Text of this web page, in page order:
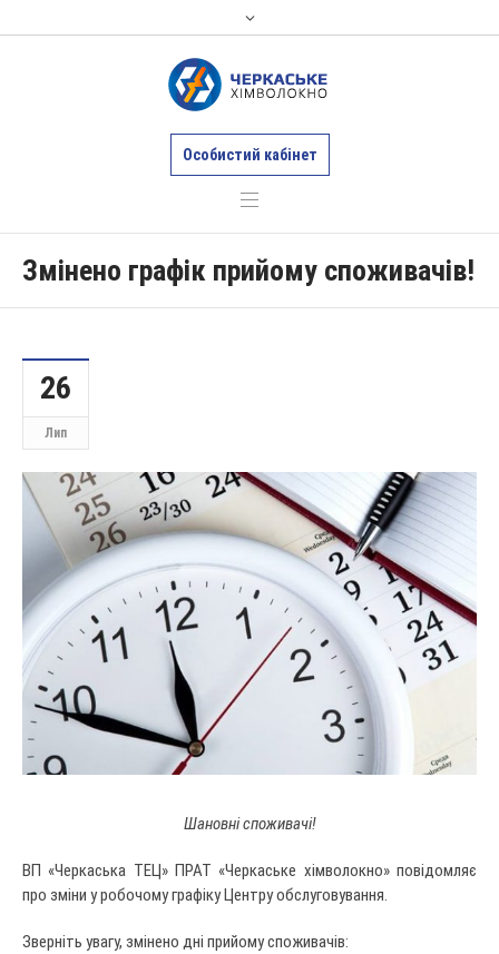
Особистий кабінет
Змінено графік прийому споживачів!
26
Лип
Шановні споживачі!
ВП «Черкаська ТЕЦ» ПРАТ «Черкаське хімволокно» повідомляє
про зміни у робочому графіку Центру обслуговування.
Зверніть увагу, змінено дні прийому споживачів: